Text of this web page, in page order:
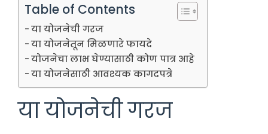
Table of Contents
या योजनेची गरज
या योजनेतून मिळणारे फायदे
योजनेचा लाभ घेण्यासाठी कोण पात्र आहे
या योजनेसाठी आवश्यक कागदपत्रे
या योजनेची गरज